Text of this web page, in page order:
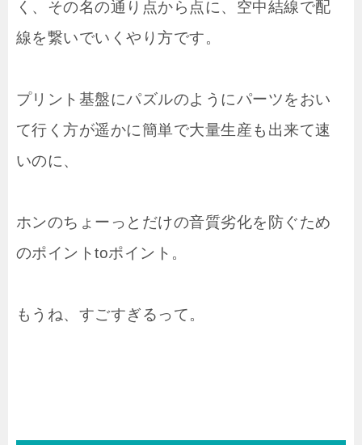
く、その名の通り点から点に、空中結線で配
線を繋いでいくやり方です。
プリント基盤にパズルのようにパーツをおい
て行く方が遥かに簡単で大量生産も出来て速
いのに、
ホンのちょーっとだけの音質劣化を防ぐため
のポイントtoポイント。
もうね、すごすぎるって。